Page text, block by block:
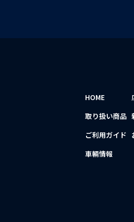
HOME
取り扱い商品
ご利用ガイド
車輛情報